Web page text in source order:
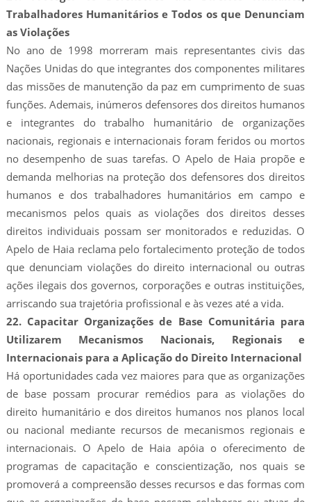
Trabalhadores Humanitários e Todos os que Denunciam
as Violações
No ano de 1998 morreram mais representantes civis das
Nações Unidas do que integrantes dos componentes militares
das missões de manutenção da paz em cumprimento de suas
funções. Ademais, inúmeros defensores dos direitos humanos
e integrantes do trabalho humanitário de organizações
nacionais, regionais e internacionais foram feridos ou mortos
no desempenho de suas tarefas. O Apelo de Haia propõe e
demanda melhorias na proteção dos defensores dos direitos
humanos e dos trabalhadores humanitários em campo e
mecanismos pelos quais as violações dos direitos desses
direitos individuais possam ser monitorados e reduzidas. O
Apelo de Haia reclama pelo fortalecimento proteção de todos
que denunciam violações do direito internacional ou outras
ações ilegais dos governos, corporações e outras instituições,
arriscando sua trajetória profissional e às vezes até a vida.
22. Capacitar Organizações de Base Comunitária para
Utilizarem Mecanismos Nacionais, Regionais e
Internacionais para a Aplicação do Direito Internacional
Há oportunidades cada vez maiores para que as organizações
de base possam procurar remédios para as violações do
direito humanitário e dos direitos humanos nos planos local
ou nacional mediante recursos de mecanismos regionais e
internacionais. O Apelo de Haia apóia o oferecimento de
programas de capacitação e conscientização, nos quais se
promoverá a compreensão desses recursos e das formas com